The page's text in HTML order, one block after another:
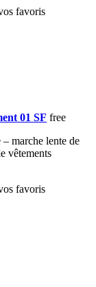
01 SF free
marche lente de
vêtements